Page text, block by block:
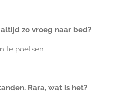
zo vroeg naar bed?
te poetsen.
Rara, wat is het?